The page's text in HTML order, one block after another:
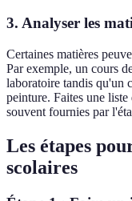
3. Analyser les
Certaines matières
Par exemple, un cours
laboratoire tandis qu'un
peinture. Faites une liste
souvent fournies par
Les étapes
scolaires